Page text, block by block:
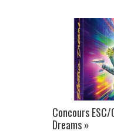
Concours
Dreams »